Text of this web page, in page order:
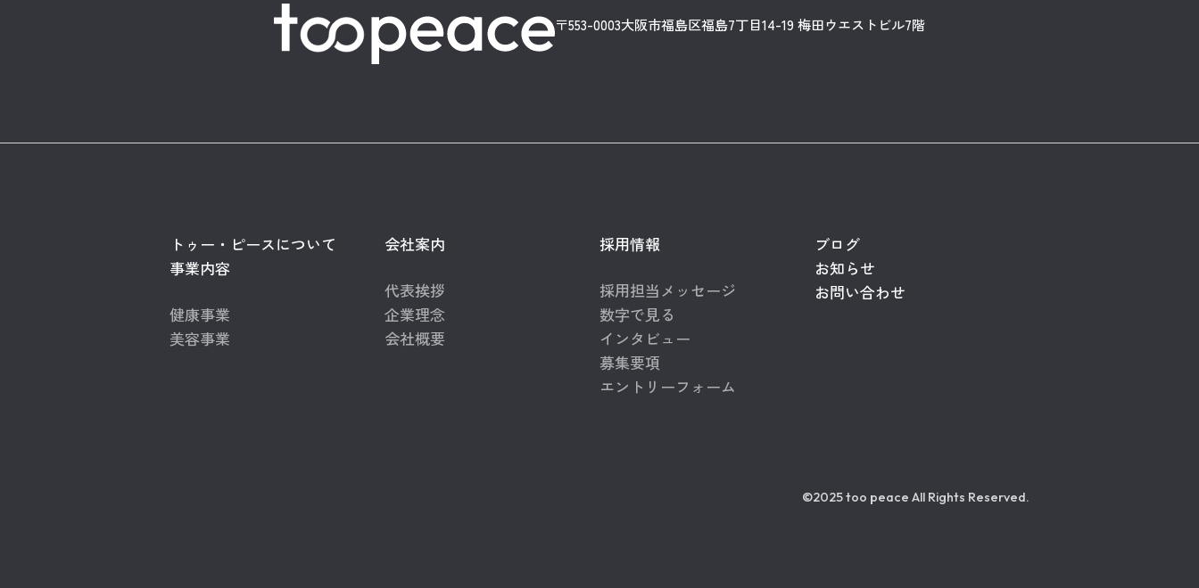
〒553-0003大阪市福島区福島7丁目14-19 梅田ウエストビル7階
トゥー・ピースについて
事業内容
健康事業
美容事業
会社案内
代表挨拶
企業理念
会社概要
採用情報
採用担当メッセージ
数字で見る
インタビュー
募集要項
エントリーフォーム
ブログ
お知らせ
お問い合わせ
©2025 too peace All Rights Reserved.